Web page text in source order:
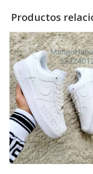
Productos